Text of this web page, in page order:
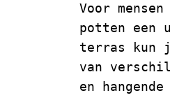
Voor
potten een
terras kun
van
en